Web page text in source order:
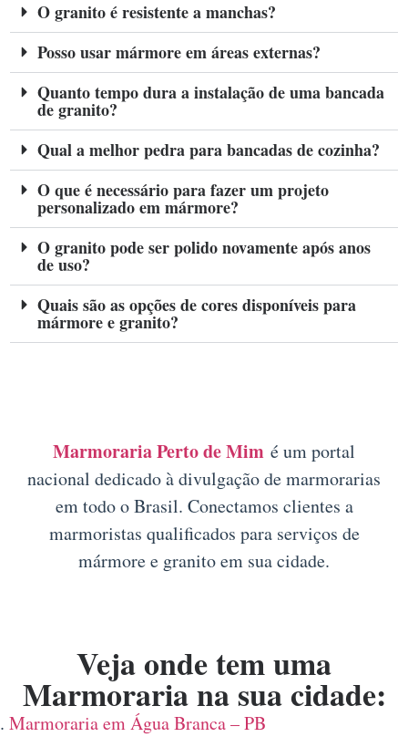
O granito é resistente a manchas?
Posso usar mármore em áreas externas?
Quanto tempo dura a instalação de uma bancada
de granito?
Qual a melhor pedra para bancadas de cozinha?
O que é necessário para fazer um projeto
personalizado em mármore?
O granito pode ser polido novamente após anos
de uso?
Quais são as opções de cores disponíveis para
mármore e granito?
Marmoraria Perto de Mim é um portal
nacional dedicado à divulgação de marmorarias
em todo o Brasil. Conectamos clientes a
marmoristas qualificados para serviços de
mármore e granito em sua cidade.
Veja onde tem uma
Marmoraria na sua cidade:
Marmoraria em Água Branca – PB